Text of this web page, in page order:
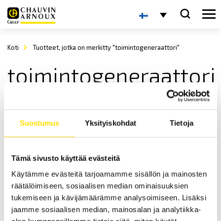
Suostumus Yksityiskohdat Tietoja
Tämä sivusto käyttää evästeitä
Käytämme evästeitä tarjoamamme sisällön ja mainosten
räätälöimiseen, sosiaalisen median ominaisuuksien
tukemiseen ja kävijämäärämme analysoimiseen. Lisäksi
jaamme sosiaalisen median, mainosalan ja analytiikka-
Koti Tuotteet, jotka on merkitty "toimintogeneraattori"
toimintogeneraattori
GX1030 Arbitrary funktiogeneraattori
MHz:n kaistanleveydellä.